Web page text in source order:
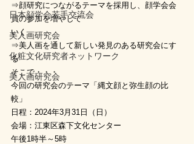
日本顔学会若手交流会
美人画研究会
化粧文化研究者ネットワーク
美人画研究会
⇒顔研究につながるテーマを採用し、顔学会会
員の参加を増やして
いく
⇒美人画を通して新しい発見のある研究会にす
る
そこで・・・
今回の研究会のテーマ「縄文顔と弥生顔の比
較」
日程：2024年3月31日（日）
会場：江東区森下文化センター
午後1時半～5時